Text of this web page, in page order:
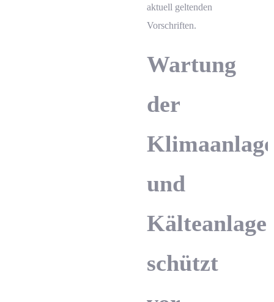
aktuell geltenden
Vorschriften.
Wartung
der
Klimaanlage
und
Kälteanlage
schützt
Ihre Angebotsanfrage in nur 3 Minuten